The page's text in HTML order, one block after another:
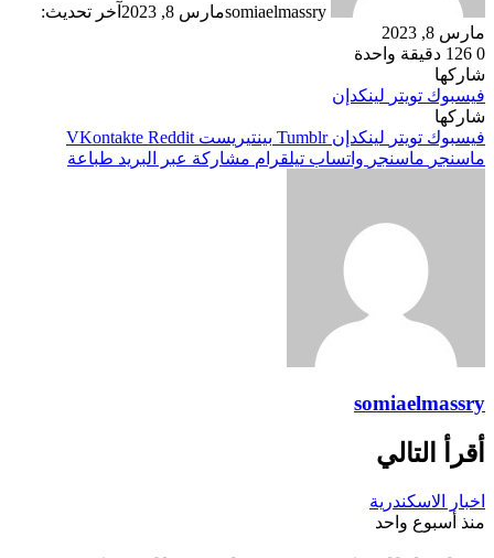
somiaelmassryمارس 8, 2023
آخر تحديث:
مارس 8, 2023
0
دقيقة واحدة
شاركها
فيسبوك تويتر لينكدإن
شاركها
فيسبوك تويتر لينكدإن بينتيريست
ماسنجر ماسنجر واتساب تيلقرام مشاركة عبر البريد طباعة
somiaelmassry
أقرأ التالي
اخبار الاسكندرية
منذ أسبوع واحد